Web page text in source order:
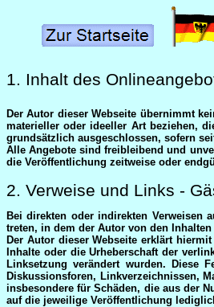
1. Inhalt des
Der Autor dieser Webseite übernimmt
materieller oder ideeller Art beziehen,
grundsätzlich ausgeschlossen, sofern
Alle Angebote sind freibleibend und
die Veröffentlichung zeitweise oder
2. Verweise und Links -
Bei direkten oder indirekten Verweisen
treten, in dem der Autor von den
Der Autor dieser Webseite erklärt
Inhalte oder die Urheberschaft der
Linksetzung verändert wurden. Diese
Diskussionsforen, Linkverzeichnissen,
insbesondere für Schäden, die aus der
auf die jeweilige Veröffentlichung